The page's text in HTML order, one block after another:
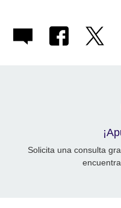
Solicita una consulta